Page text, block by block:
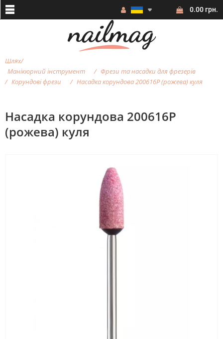
0.00 грн.
Шлях
Манікюрний інструмент
Фрези та насадки для фрезерiв
Корундові фрези
Насадка корундова 200616Р (рожева) куля
Насадка корундова 200616Р
(рожева) куля